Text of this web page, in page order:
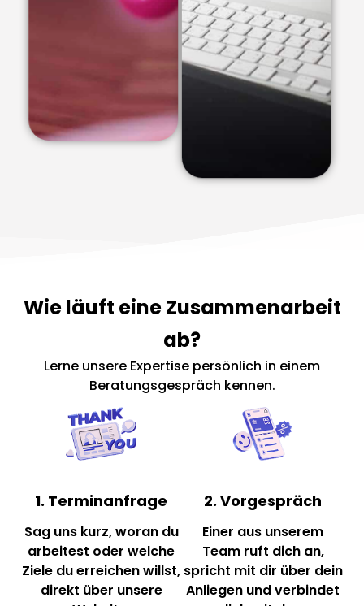
Wie läuft eine Zusammenarbeit
ab?
Lerne unsere Expertise persönlich in einem
Beratungsgespräch kennen.
1. Terminanfrage
Sag uns kurz, woran du
arbeitest oder welche
Ziele du erreichen willst,
direkt über unsere
2. Vorgespräch
Einer aus unserem
Team ruft dich an,
spricht mit dir über dein
Anliegen und verbindet